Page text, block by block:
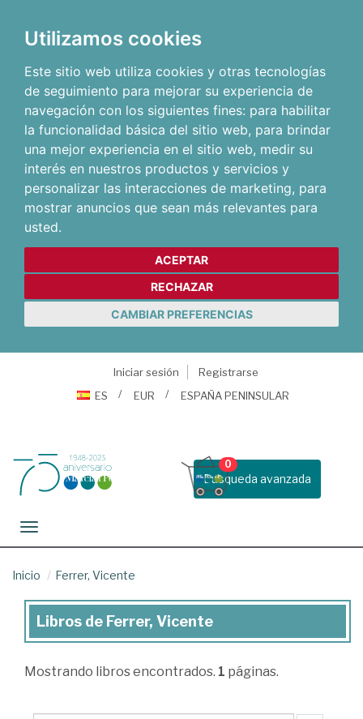
Utilizamos cookies
Este sitio web utiliza cookies y otras tecnologías
de seguimiento para mejorar su experiencia de
navegación con los siguientes fines: para habilitar
la funcionalidad básica del sitio web, para brindar
una mejor experiencia en el sitio web, medir su
interés en nuestros productos y servicios y
personalizar las interacciones de marketing, para
mostrar anuncios que sean más relevantes para
usted.
ACEPTAR
RECHAZAR
CAMBIAR PREFERENCIAS
Iniciar sesión
Registrarse
ES
EUR ESPAÑA PENINSULAR
Busqueda avanzada
0
Toggle navigation
Inicio Ferrer, Vicente
Libros
Ferrer,
Libros de Ferrer, Vicente
Mostrando libros encontrados. 1 páginas.